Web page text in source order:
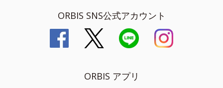
ORBIS SNS公式アカウント
ORBIS アプリ